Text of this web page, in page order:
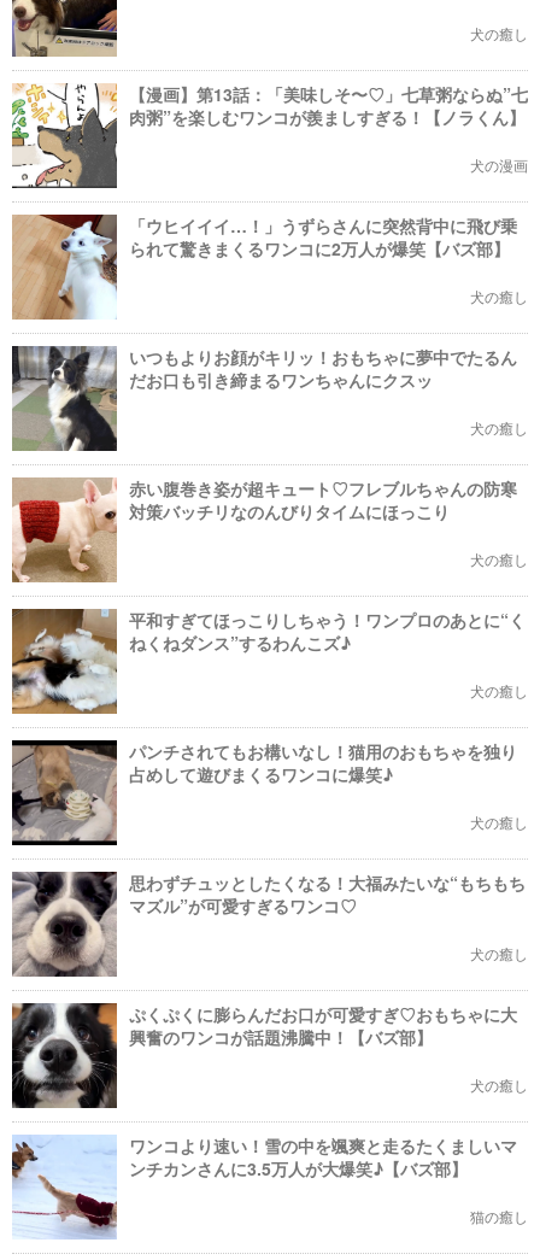
犬の癒し
【漫画】第13話：「美味しそ〜♡」七草粥ならぬ”七
肉粥”を楽しむワンコが羨ましすぎる！【ノラくん】
犬の漫画
「ウヒイイイ…！」うずらさんに突然背中に飛び乗
られて驚きまくるワンコに2万人が爆笑【バズ部】
犬の癒し
いつもよりお顔がキリッ！おもちゃに夢中でたるん
だお口も引き締まるワンちゃんにクスッ
犬の癒し
赤い腹巻き姿が超キュート♡フレブルちゃんの防寒
対策バッチリなのんびりタイムにほっこり
犬の癒し
平和すぎてほっこりしちゃう！ワンプロのあとに“く
ねくねダンス”するわんこズ♪
犬の癒し
パンチされてもお構いなし！猫用のおもちゃを独り
占めして遊びまくるワンコに爆笑♪
犬の癒し
思わずチュッとしたくなる！大福みたいな“もちもち
マズル”が可愛すぎるワンコ♡
犬の癒し
ぷくぷくに膨らんだお口が可愛すぎ♡おもちゃに大
興奮のワンコが話題沸騰中！【バズ部】
犬の癒し
ワンコより速い！雪の中を颯爽と走るたくましいマ
ンチカンさんに3.5万人が大爆笑♪【バズ部】
猫の癒し